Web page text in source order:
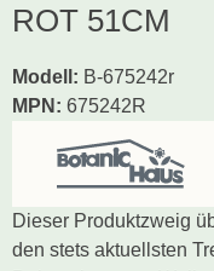
ROT 51CM
Modell : B-675242r
MPN: 675242R
Dieser Produktzweig
den stets aktuellsten